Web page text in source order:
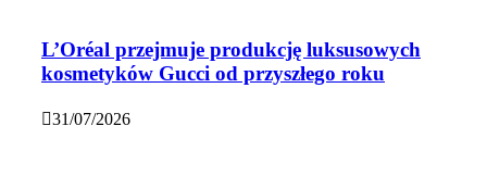
L’Oréal przejmuje produkcję luksusowych
kosmetyków Gucci od przyszłego roku
31/07/2026